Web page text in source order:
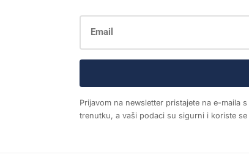
Prijavom na newsletter pristajete na e-maila
trenutku, a vaši podaci su sigurni i koriste se